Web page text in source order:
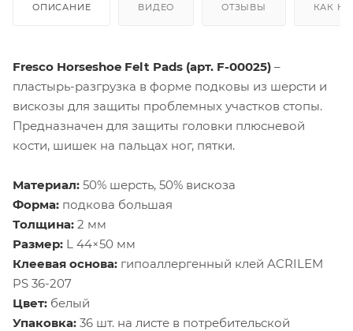
ОПИСАНИЕ ВИДЕО ОТЗЫВЫ КАК
Fresco Horseshoe Felt Pads (арт. F-00025) –
пластырь-разгрузка в форме подковы из шерсти и
вискозы для защиты проблемных участков стопы.
Предназначен для защиты головки плюсневой
кости, шишек на пальцах ног, пятки.
Материал: 50% шерсть, 50% вискоза
Форма: подкова большая
Толщина: 2 мм
Размер: L 44×50 мм
Клеевая основа: гипоаллергенный клей ACRILEM
PS 36-207
Цвет: белый
Упаковка: 36 шт. на листе в потребительской